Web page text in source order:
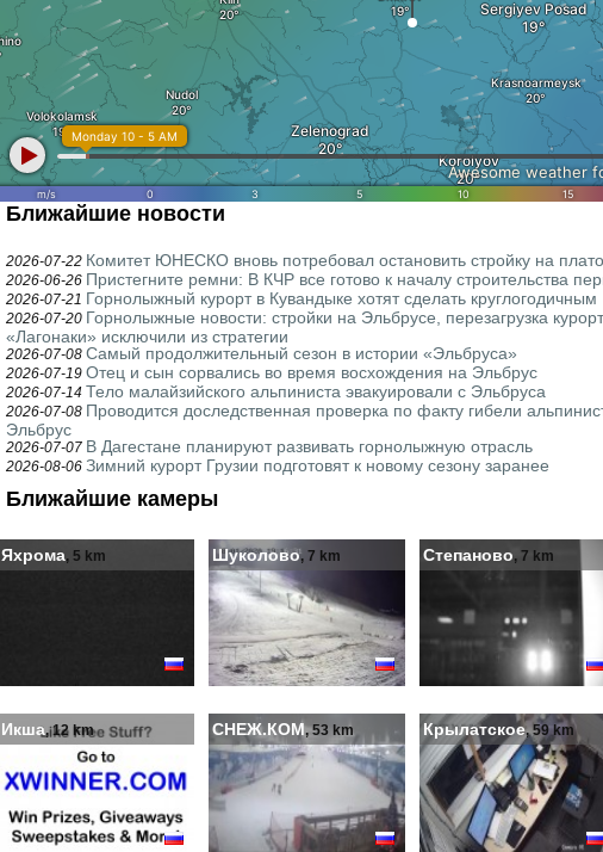
Ближайшие новости
2026-07-22 Комитет ЮНЕСКО вновь потребовал остановить стройку на
2026-06-26 Пристегните ремни: В КЧР все готово к началу строительства
2026-07-21 Горнолыжный курорт в Кувандыке хотят сделать круглогодичным
2026-07-20 Горнолыжные новости: стройки на Эльбрусе, перезагрузка
«Лагонаки» исключили из стратегии
2026-07-08 Самый продолжительный сезон в истории «Эльбруса»
2026-07-19 Отец и сын сорвались во время восхождения на Эльбрус
2026-07-14 Тело малайзийского альпиниста эвакуировали с Эльбруса
2026-07-08 Проводится доследственная проверка по факту гибели
Эльбрус
2026-07-07 В Дагестане планируют развивать горнолыжную отрасль
2026-08-06 Зимний курорт Грузии подготовят к новому сезону заранее
Ближайшие камеры
Яхрома, 5 km Шуколово, 7 km Степаново, 7 km
Икша, 12 km СНЕЖ.КОМ, 53 km Крылатское, 59 km